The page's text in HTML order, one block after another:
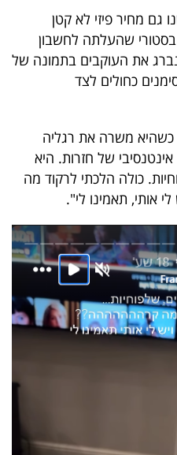
גם מחיר פיזי לא קטן
שהעלתה לחשבון
את העוקבים בתמונה של
כחולים לצד
משרה את רגליה
של חזרות. היא
כולה הלכתי לרקוד מה
אותי, תאמינו לי".